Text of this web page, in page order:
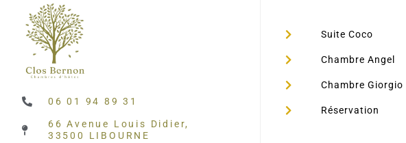
06 01 94 89 31
66 Avenue Louis Didier,
33500 LIBOURNE
Suite Coco
Chambre Angel
Chambre Giorgio
Réservation